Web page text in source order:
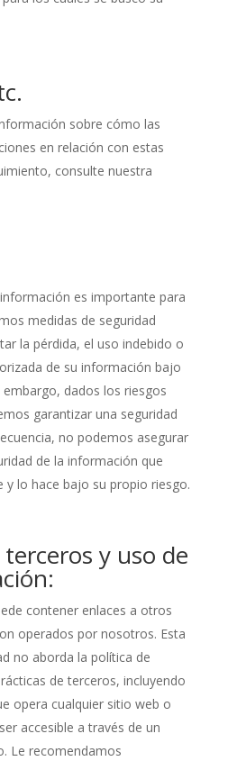
sobre cómo las
en relación con estas
consulte nuestra
es importante para
medidas de seguridad
la pérdida, el uso indebido o
de su información bajo
dados los riesgos
garantizar una seguridad
no podemos asegurar
de la información que
y lo hace bajo su propio riesgo.
terceros y uso de
contener enlaces a otros
operados por nosotros. Esta
no aborda la política de
de terceros, incluyendo
opera cualquier sitio web o
accesible a través de un
Le recomendamos